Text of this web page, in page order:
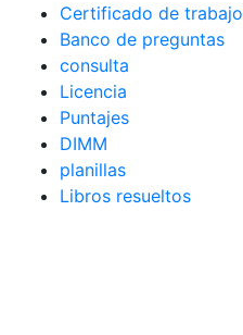
Certificado de trabajo
Banco de preguntas
consulta
Licencia
Puntajes
DIMM
planillas
Libros resueltos